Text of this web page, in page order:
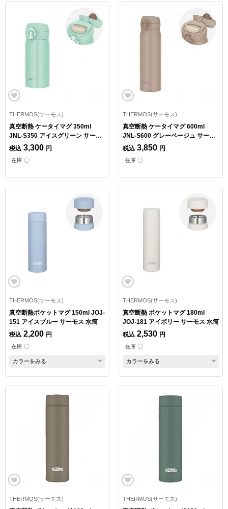
THERMOS(サーモス)
真空断熱 ケータイマグ 350ml
JNL-S350 アイスグリーン サーモ
ス 水筒
税込 3,300 円
在庫 〇
THERMOS(サーモス)
真空断熱 ケータイマグ 600ml
JNL-S600 グレーベージュ サーモ
ス 水筒
税込 3,850 円
在庫 〇
THERMOS(サーモス)
真空断熱ポケットマグ 150ml JOJ-
151 アイスブルー サーモス 水筒
税込 2,200 円
在庫 〇
カラーをみる
THERMOS(サーモス)
真空断熱 ポケットマグ 180ml
JOJ-181 アイボリー サーモス 水筒
税込 2,530 円
在庫 〇
カラーをみる
THERMOS(サーモス) THERMOS(サーモス)